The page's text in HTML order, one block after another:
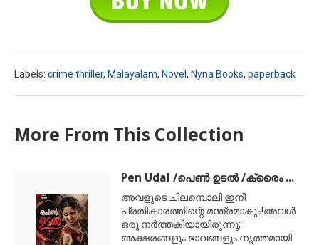
Labels: crime thriller, Malayalam, Novel , Nyna Books, paperback
More From This Collection
Pen Udal /പെണ്‍ ഉടല്‍ /ക്രൈം ...
അവളുടെ ചിലമ്പൊലി ഇനി
പ്രതികാരത്തിന്റെ മന്ത്രമാകും!അവൾ
ഒരു നർത്തകിയായിരുന്നു;
അക്ഷരങ്ങളും ഭാവങ്ങളും നൃത്തമായി